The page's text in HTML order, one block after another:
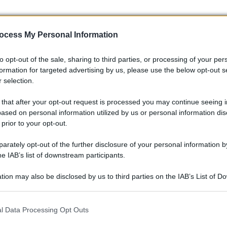
My Personal Information
opt-out of the sale, sharing to third parties, or processing of your
for targeted advertising by us, please use the below opt-out
selection.
that after your opt-out request is processed you may continue seeing
on personal information utilized by us or personal information
to your opt-out.
opt-out of the further disclosure of your personal information
IAB’s list of downstream participants.
may also be disclosed by us to third parties on the IAB’s List of
including but not limited to your visit or usage behaviour. You may
Data Processing Opt Outs
anche un veicolo per avventure? La verità è che
Plot twist: vedere una Lamborghini in un contesto